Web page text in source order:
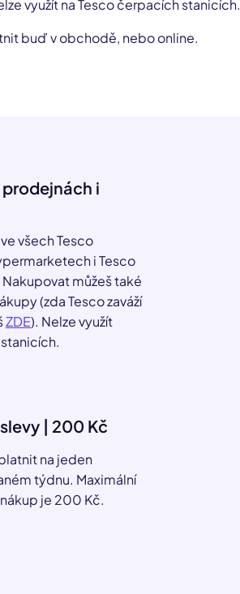
využít na Tesco čerpacích stanicích.
buď v obchodě, nebo online.
prodejnách i
všech Tesco
i Tesco
můžeš také
(zda Tesco zaváží
ZDE). Nelze využít
| 200 Kč
na jeden
týdnu. Maximální
je 200 Kč.